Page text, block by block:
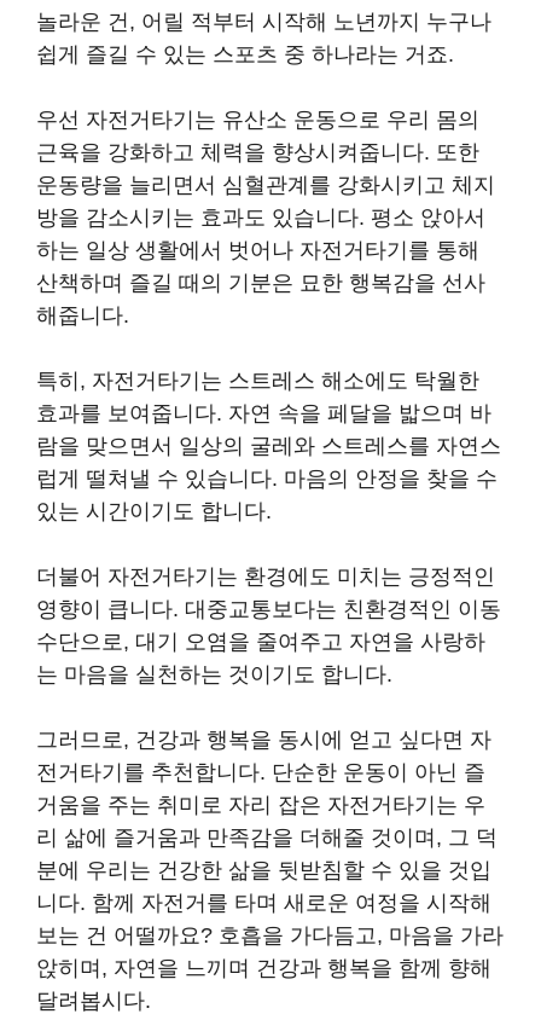
놀라운 건, 어릴 적부터 시작해 노년까지 누구나
쉽게 즐길 수 있는 스포츠 중 하나라는 거죠.
우선 자전거타기는 유산소 운동으로 우리 몸의
근육을 강화하고 체력을 향상시켜줍니다. 또한
운동량을 늘리면서 심혈관계를 강화시키고 체지
방을 감소시키는 효과도 있습니다. 평소 앉아서
하는 일상 생활에서 벗어나 자전거타기를 통해
산책하며 즐길 때의 기분은 묘한 행복감을 선사
해줍니다.
특히, 자전거타기는 스트레스 해소에도 탁월한
효과를 보여줍니다. 자연 속을 페달을 밟으며 바
람을 맞으면서 일상의 굴레와 스트레스를 자연스
럽게 떨쳐낼 수 있습니다. 마음의 안정을 찾을 수
있는 시간이기도 합니다.
더불어 자전거타기는 환경에도 미치는 긍정적인
영향이 큽니다. 대중교통보다는 친환경적인 이동
수단으로, 대기 오염을 줄여주고 자연을 사랑하
는 마음을 실천하는 것이기도 합니다.
그러므로, 건강과 행복을 동시에 얻고 싶다면 자
전거타기를 추천합니다. 단순한 운동이 아닌 즐
거움을 주는 취미로 자리 잡은 자전거타기는 우
리 삶에 즐거움과 만족감을 더해줄 것이며, 그 덕
분에 우리는 건강한 삶을 뒷받침할 수 있을 것입
니다. 함께 자전거를 타며 새로운 여정을 시작해
보는 건 어떨까요? 호흡을 가다듬고, 마음을 가라
앉히며, 자연을 느끼며 건강과 행복을 함께 향해
달려봅시다.